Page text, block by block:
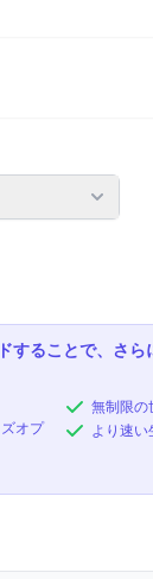
することで、さら
オプ
無制限の
より速い